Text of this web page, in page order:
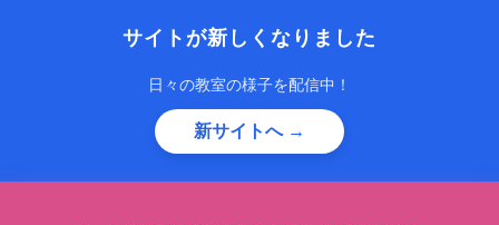
サイトが新しくなりました
日々の教室の様子を配信中！
新サイトへ →